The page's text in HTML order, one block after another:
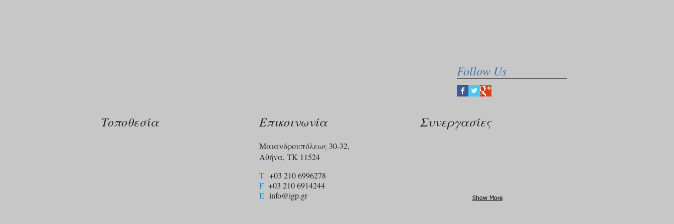
Follow Us
Τοποθεσία Επικοινωνία
Μαιανδρουπόλεως 30-32,
Αθήνα, ΤΚ 11524
T +03 210 6996278
F +03 210 6914244​
E info@igp.gr
Συνεργασίες
Show More